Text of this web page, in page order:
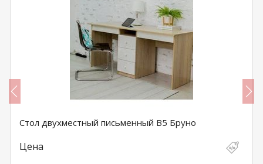
Стол двухместный письменный В5 Бруно
Цена